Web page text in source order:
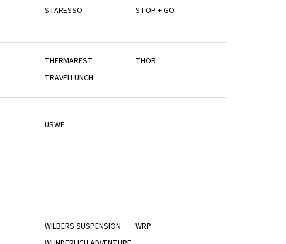
STARESSO
STOP + GO
THERMAREST
THOR
TRAVELLUNCH
USWE
WILBERS SUSPENSION
WRP